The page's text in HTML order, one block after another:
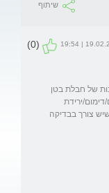
שיתוף
19.02.26 |
(0)
של חבלת בטן
ירידת
צורך בבדיקה